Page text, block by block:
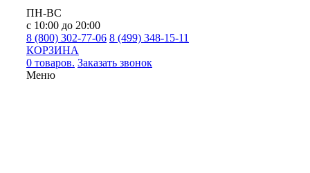
ПН-ВС
с 10:00 до 20:00
8 (800) 302-77-06 8 (499) 348-15-11
КОРЗИНА
0 товаров. Заказать звонок
Меню